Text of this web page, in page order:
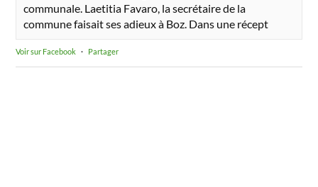
communale. Laetitia Favaro, la secrétaire de la
commune faisait ses adieux à Boz. Dans une récept
Voir sur Facebook · Partager